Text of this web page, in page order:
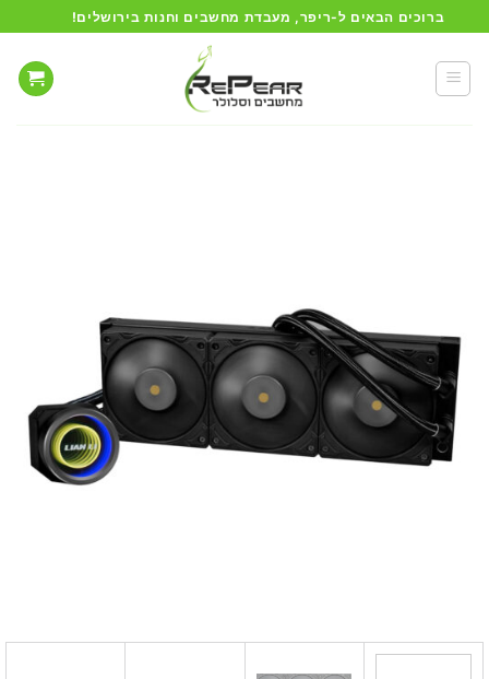
to
content
ברוכים הבאים ל-ריפר, מעבדת מחשבים וחנות בירושלים!